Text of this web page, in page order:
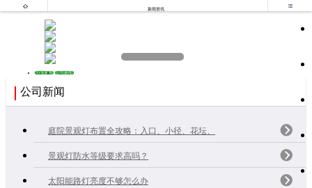

新闻资讯

行业新闻 公司新闻
公司新闻
庭院景观灯布置全攻略：入口、小径、花坛、
景观灯防水等级要求高吗？
太阳能路灯亮度不够怎么办